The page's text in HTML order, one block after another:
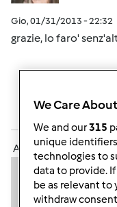
Gio, 01/31/2013 - 22:32
grazie, lo faro'
Anonimo (non
We Care
We and our315
unique
technologies to
data to provide.
be as relevant to
withdraw